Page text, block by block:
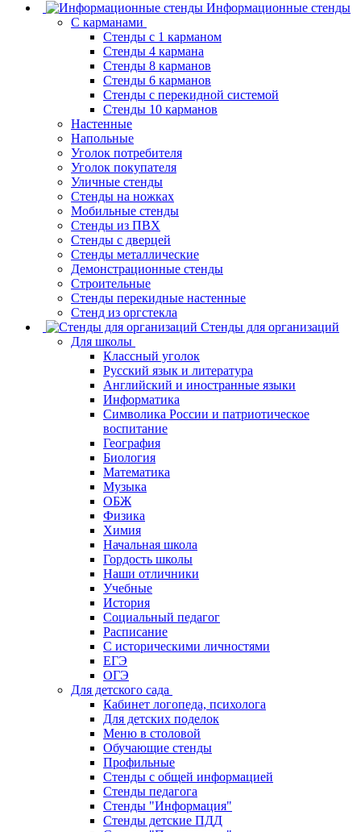
Информационные стенды
С карманами
Стенды с 1 карманом
Стенды 4 кармана
Стенды 8 карманов
Стенды 6 карманов
Стенды с перекидной системой
Стенды 10 карманов
Настенные
Напольные
Уголок потребителя
Уголок покупателя
Уличные стенды
Стенды на ножках
Мобильные стенды
Стенды из ПВХ
Стенды с дверцей
Стенды металлические
Демонстрационные стенды
Строительные
Стенды перекидные настенные
Стенд из оргстекла
Стенды для организаций
Для школы
Классный уголок
Русский язык и литература
Английский и иностранные языки
Информатика
Символика России и патриотическое
воспитание
География
Биология
Математика
Музыка
ОБЖ
Физика
Химия
Начальная школа
Гордость школы
Наши отличники
Учебные
История
Социальный педагог
Расписание
С историческими личностями
ЕГЭ
ОГЭ
Для детского сада
Кабинет логопеда, психолога
Для детских поделок
Меню в столовой
Обучающие стенды
Профильные
Стенды с общей информацией
Стенды педагога
Стенды "Информация"
Стенды детские ПДД